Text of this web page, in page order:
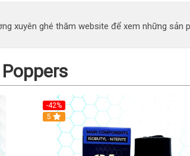
xuyên ghé thăm website để xem những sản
-42%
5